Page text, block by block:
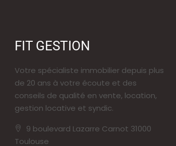
FIT GESTION
Votre spécialiste immobilier depuis plus
de 20 ans à votre écoute et des
conseils de qualité en vente, location,
gestion locative et syndic.
9 boulevard Lazarre Carnot 31000
Toulouse